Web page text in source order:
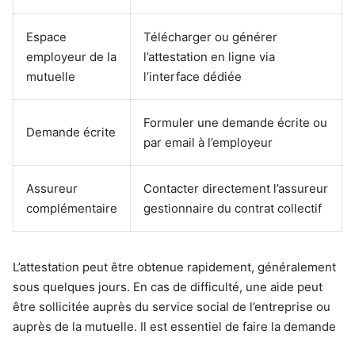
Espace
employeur de la
mutuelle
Télécharger ou générer
l’attestation en ligne via
l’interface dédiée
Demande écrite
Formuler une demande écrite ou
par email à l’employeur
Assureur
complémentaire
Contacter directement l’assureur
gestionnaire du contrat collectif
L’attestation peut être obtenue rapidement, généralement
sous quelques jours. En cas de difficulté, une aide peut
être sollicitée auprès du service social de l’entreprise ou
auprès de la mutuelle. Il est essentiel de faire la demande